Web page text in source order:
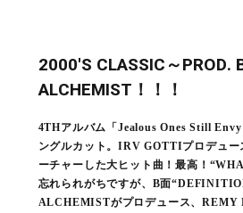
2000'S CLASSIC～PROD.
ALCHEMIST！！！
4THアルバム「Jealous Ones Still
ングルカット。IRV GOTTIプロデュ
ーチャーした大ヒット曲！最高！
忘れられがちですが、B面
ALCHEMISTがプロデュース、REMY